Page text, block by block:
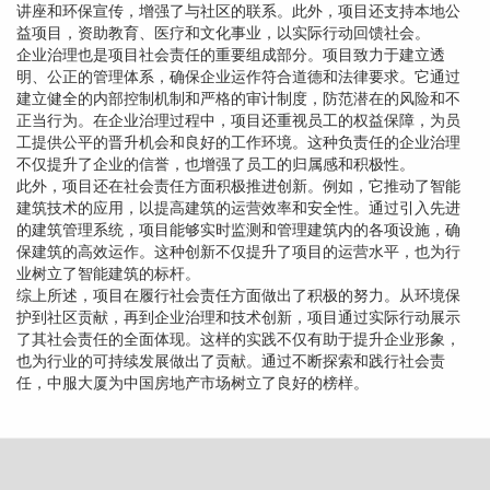
讲座和环保宣传，增强了与社区的联系。此外，项目还支持本地公
益项目，资助教育、医疗和文化事业，以实际行动回馈社会。
企业治理也是项目社会责任的重要组成部分。项目致力于建立透
明、公正的管理体系，确保企业运作符合道德和法律要求。它通过
建立健全的内部控制机制和严格的审计制度，防范潜在的风险和不
正当行为。在企业治理过程中，项目还重视员工的权益保障，为员
工提供公平的晋升机会和良好的工作环境。这种负责任的企业治理
不仅提升了企业的信誉，也增强了员工的归属感和积极性。
此外，项目还在社会责任方面积极推进创新。例如，它推动了智能
建筑技术的应用，以提高建筑的运营效率和安全性。通过引入先进
的建筑管理系统，项目能够实时监测和管理建筑内的各项设施，确
保建筑的高效运作。这种创新不仅提升了项目的运营水平，也为行
业树立了智能建筑的标杆。
综上所述，项目在履行社会责任方面做出了积极的努力。从环境保
护到社区贡献，再到企业治理和技术创新，项目通过实际行动展示
了其社会责任的全面体现。这样的实践不仅有助于提升企业形象，
也为行业的可持续发展做出了贡献。通过不断探索和践行社会责
任，中服大厦为中国房地产市场树立了良好的榜样。